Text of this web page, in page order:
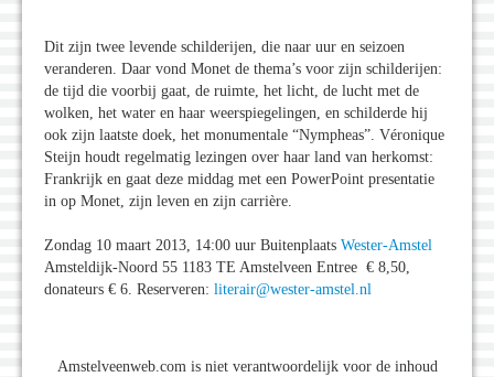
Dit zijn twee levende schilderijen, die naar uur en seizoen
veranderen. Daar vond Monet de thema’s voor zijn schilderijen:
de tijd die voorbij gaat, de ruimte, het licht, de lucht met de
wolken, het water en haar weerspiegelingen, en schilderde hij
ook zijn laatste doek, het monumentale “Nympheas”. Véronique
Steijn houdt regelmatig lezingen over haar land van herkomst:
Frankrijk en gaat deze middag met een PowerPoint presentatie
in op Monet, zijn leven en zijn carrière.
Zondag 10 maart 2013, 14:00 uur Buitenplaats Wester-Amstel
Amsteldijk-Noord 55 1183 TE Amstelveen Entree € 8,50,
donateurs € 6. Reserveren: literair@wester-amstel.nl
Amstelveenweb.com is niet verantwoordelijk voor de inhoud